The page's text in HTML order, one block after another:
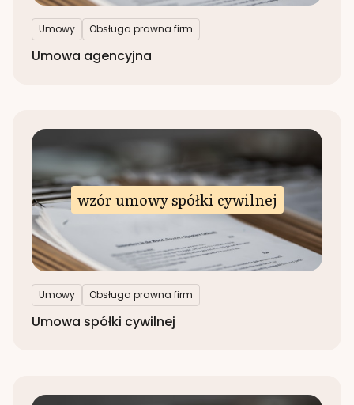
Umowy Obsługa prawna firm
Umowa agencyjna
wzór umowy spółki cywilnej
Umowy Obsługa prawna firm
Umowa spółki cywilnej